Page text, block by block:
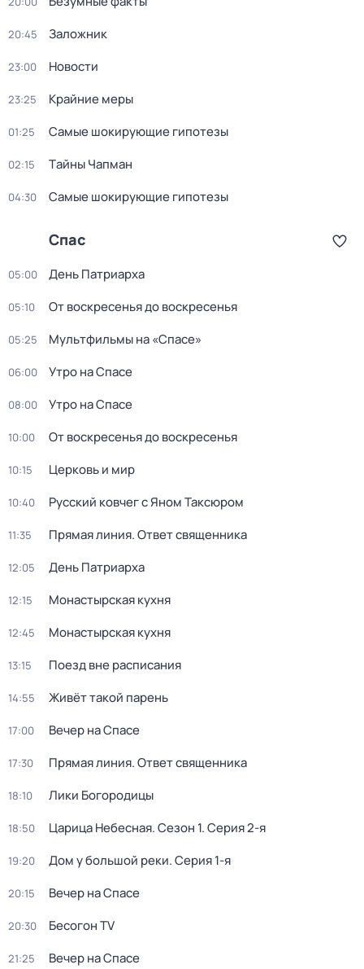
20:45 Заложник
23:00 Новости
23:25 Крайние меры
01:25 Самые шoкиpующие гипотезы
02:15 Тaйны Чапман
04:30 Самые шoкиpующие гипотезы
Спас
05:00 День Патриарха
05:10 От воскресенья до воскресенья
05:25 Мультфильмы на «Спасе»
06:00 Утро на Спасе
08:00 Утро на Спасе
10:00 От воскресенья до воскресенья
10:15 Церковь и мир
10:40 Русский ковчег с Яном Таксюром
11:35 Прямая линия. Ответ священника
12:05 День Патриарха
12:15 Монaстыpская кухня
12:45 Монaстыpская кухня
13:15 Поезд вне расписания
14:55 Живёт такой парень
17:00 Вечер на Спасе
17:30 Прямая линия. Ответ священника
18:10 Лики Богородицы
18:50 Царица Небесная. Сезон 1. Серия 2-я
19:20 Дом у большой реки. Серия 1-я
20:15 Вечер на Спасе
20:30 Бесогон TV
21:25 Вечер на Спасе